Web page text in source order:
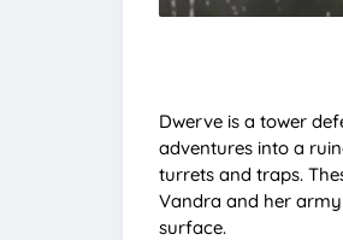
Dwerve is a tower
adventures into a
turrets and traps.
Vandra and her
surface.